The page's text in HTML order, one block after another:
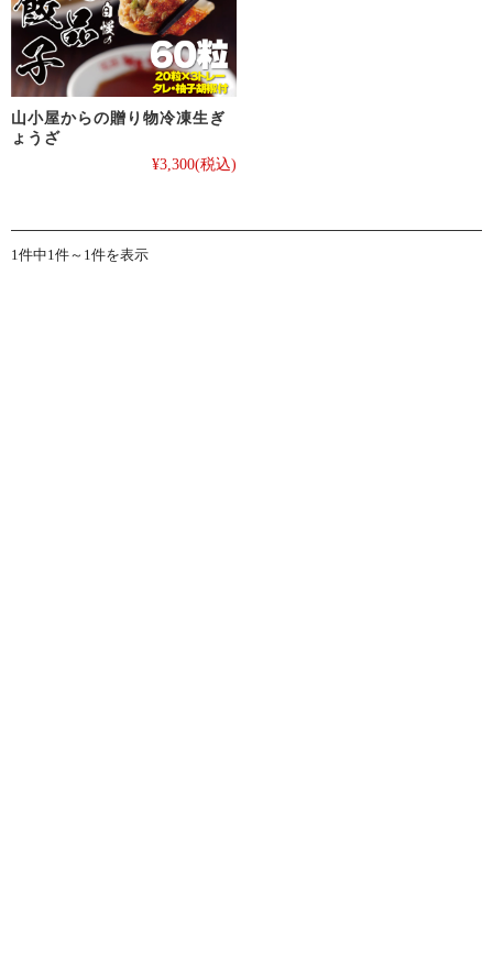
山小屋からの贈り物冷凍生ぎ
ょうざ
¥3,300(税込)
1件中1件～1件を表示